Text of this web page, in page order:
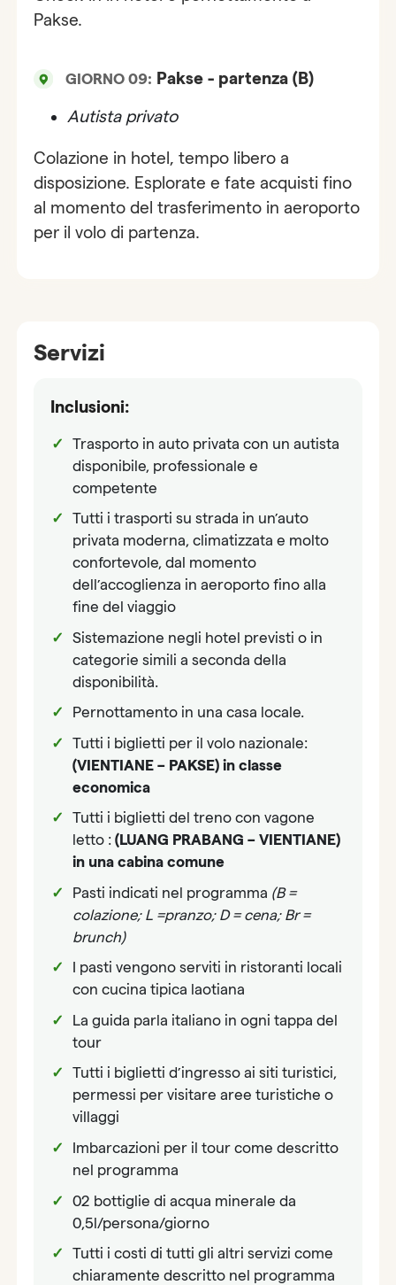
Pakse.
GIORNO 09: Pakse - partenza (B)
Autista privato
Colazione in hotel, tempo libero a
disposizione. Esplorate e fate acquisti fino
al momento del trasferimento in aeroporto
per il volo di partenza.
Servizi
Inclusioni:
Trasporto in auto privata con un autista
disponibile, professionale e
competente
Tutti i trasporti su strada in un’auto
privata moderna, climatizzata e molto
confortevole, dal momento
dell’accoglienza in aeroporto fino alla
fine del viaggio
Sistemazione negli hotel previsti o in
categorie simili a seconda della
disponibilità.
Pernottamento in una casa locale.
Tutti i biglietti per il volo nazionale:
(VIENTIANE – PAKSE) in classe
economica
Tutti i biglietti del treno con vagone
letto :(LUANG PRABANG – VIENTIANE)
in una cabina comune
Pasti indicati nel programma (B =
colazione; L =pranzo; D = cena; Br =
brunch)
I pasti vengono serviti in ristoranti locali
con cucina tipica laotiana
La guida parla italiano in ogni tappa del
tour
Tutti i biglietti d’ingresso ai siti turistici,
permessi per visitare aree turistiche o
villaggi
Imbarcazioni per il tour come descritto
nel programma
02 bottiglie di acqua minerale da
0,5l/persona/giorno
Tutti i costi di tutti gli altri servizi come
chiaramente descritto nel programma